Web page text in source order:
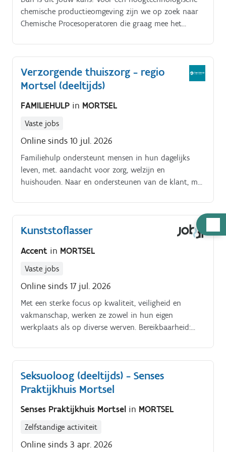
chemische productieomgeving zijn we op zoek naar
Chemische Procesoperatoren die graag mee het
Verzorgende thuiszorg - regio
Mortsel (deeltijds)
FAMILIEHULP in MORTSEL
Vaste jobs
Online sinds 10 jul. 2026
Familiehulp ondersteunt mensen in hun dagelijks
leven, met. aandacht voor zorg, welzijn en
huishouden. Naar en ondersteunen van de klant, met
Kunststoflasser
Accent in MORTSEL
Vaste jobs
Online sinds 17 jul. 2026
Met een sterke focus op kwaliteit, veiligheid en
vakmanschap, werken ze zowel in hun eigen
werkplaats als op diverse werven. Bereikbaarheid:
Seksuoloog (deeltijds) - Senses
Praktijkhuis Mortsel
Senses Praktijkhuis Mortsel in MORTSEL
Zelfstandige activiteit
Online sinds 3 apr. 2026